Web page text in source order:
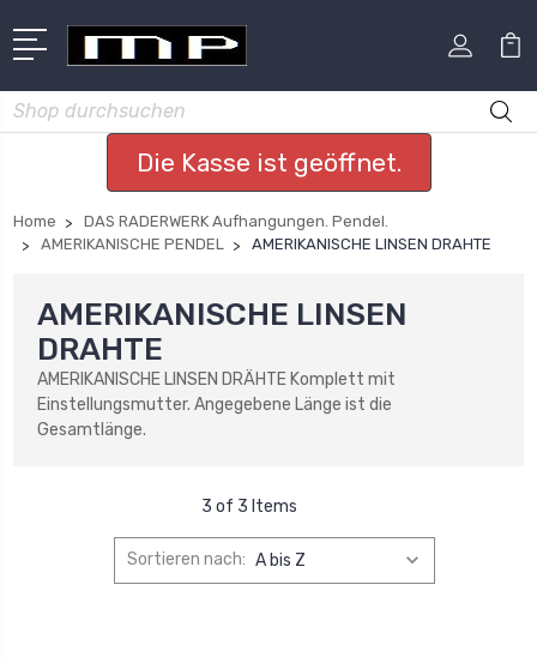
Suchen
Die Kasse ist geöffnet.
Home
DAS RADERWERK Aufhangungen. Pendel.
AMERIKANISCHE PENDEL
AMERIKANISCHE LINSEN DRAHTE
AMERIKANISCHE LINSEN
DRAHTE
AMERIKANISCHE LINSEN DRÄHTE Komplett mit
Einstellungsmutter. Angegebene Länge ist die
Gesamtlänge.
3 of 3 Items
Sortieren nach: